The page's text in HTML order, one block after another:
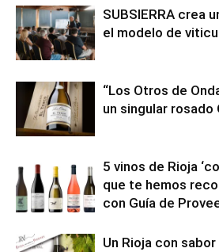
SUBSIERRA crea
el modelo de
“Los Otros de
un singular rosado
5 vinos de Rioja
que te hemos
con Guía de
Un Rioja con